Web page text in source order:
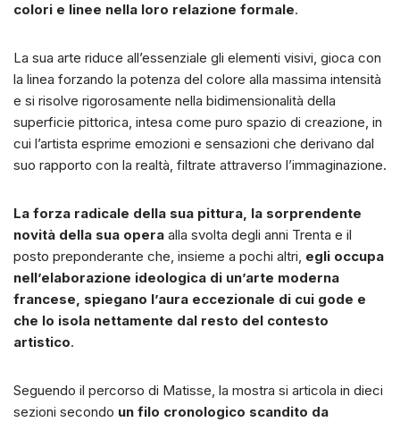
colori e linee nella loro relazione formale.
La sua arte riduce all’essenziale gli elementi visivi, gioca con
la linea forzando la potenza del colore alla massima intensità
e si risolve rigorosamente nella bidimensionalità della
superficie pittorica, intesa come puro spazio di creazione, in
cui l’artista esprime emozioni e sensazioni che derivano dal
suo rapporto con la realtà, filtrate attraverso l’immaginazione.
La forza radicale della sua pittura, la sorprendente
novità della sua opera alla svolta degli anni Trenta e il
posto preponderante che, insieme a pochi altri, egli occupa
nell’elaborazione ideologica di un’arte moderna
francese, spiegano l’aura eccezionale di cui gode e
che lo isola nettamente dal resto del contesto
artistico.
Seguendo il percorso di Matisse, la mostra si articola in dieci
sezioni secondo un filo cronologico scandito da